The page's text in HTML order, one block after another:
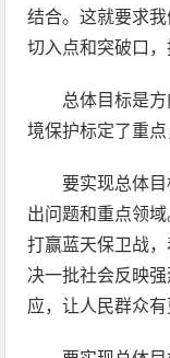
结合。这就要求
切入点和突破口
总体目标是
境保护标定了重点
要实现总体
出问题和重点领
打赢蓝天保卫战
决一批社会反映
应，让人民群众有